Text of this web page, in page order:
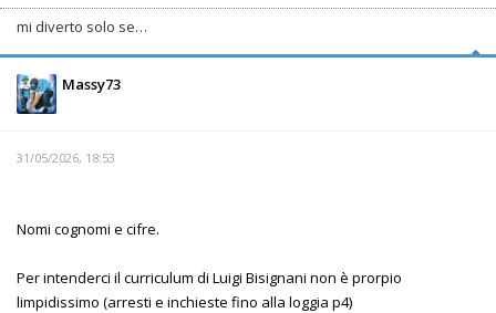
mi diverto solo se…
Massy73
31/05/2026, 18:53
Nomi cognomi e cifre.
Per intenderci il curriculum di Luigi Bisignani non è prorpio
limpidissimo (arresti e inchieste fino alla loggia p4)